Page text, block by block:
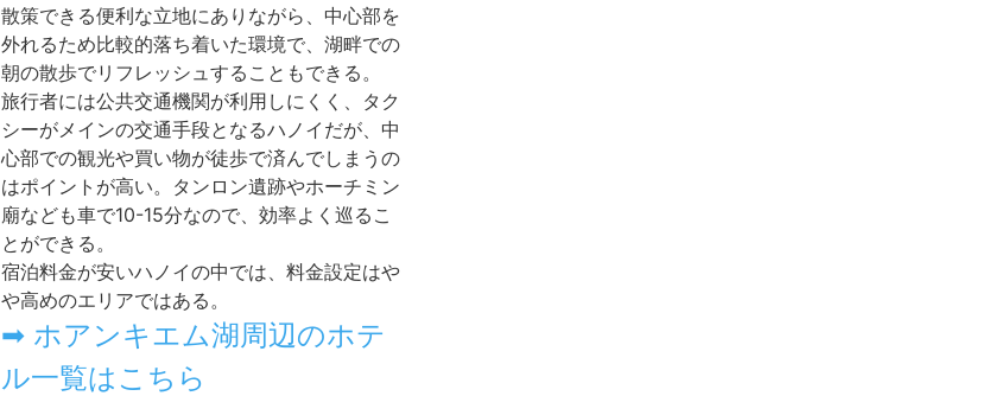
散策できる便利な立地にありながら、中心部を
外れるため比較的落ち着いた環境で、湖畔での
朝の散歩でリフレッシュすることもできる。
旅行者には公共交通機関が利用しにくく、タク
シーがメインの交通手段となるハノイだが、中
心部での観光や買い物が徒歩で済んでしまうの
はポイントが高い。タンロン遺跡やホーチミン
廟なども車で10-15分なので、効率よく巡るこ
とができる。
宿泊料金が安いハノイの中では、料金設定はや
や高めのエリアではある。
➡ ホアンキエム湖周辺のホテ
ル一覧はこちら